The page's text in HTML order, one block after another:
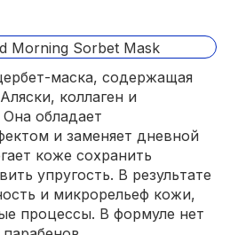
маска, содержащая
коллаген и
обладает
и заменяет дневной
коже сохранить
упругость. В результате
и микрорельеф кожи,
процессы. В формуле нет